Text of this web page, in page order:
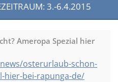
3.-6.4.2015
Ameropa Spezial hier
osterurlaub-schon-
hier-bei-rapunga-de/